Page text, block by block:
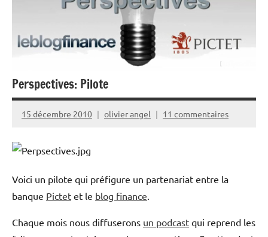
Perspectives: Pilote
15 décembre 2010 olivier angel 11 commentaires
Voici un pilote qui préfigure un partenariat entre la
banque Pictet et le blog finance.
Chaque mois nous diffuserons un podcast qui reprend les